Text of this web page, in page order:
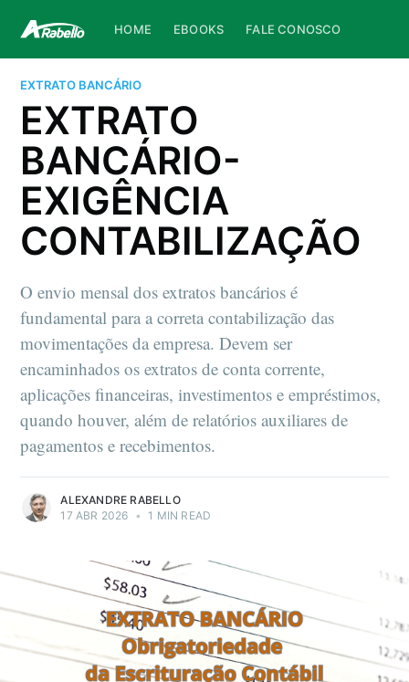
HOME EBOOKS FALE CONOSCO
EXTRATO BANCÁRIO
EXTRATO
BANCÁRIO-
EXIGÊNCIA
CONTABILIZAÇÃO
O envio mensal dos extratos bancários é
fundamental para a correta contabilização das
movimentações da empresa. Devem ser
encaminhados os extratos de conta corrente,
aplicações financeiras, investimentos e empréstimos,
quando houver, além de relatórios auxiliares de
pagamentos e recebimentos.
ALEXANDRE RABELLO
17 ABR 2026 • 1 MIN READ